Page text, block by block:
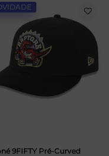
9FIFTY Pré-Curved